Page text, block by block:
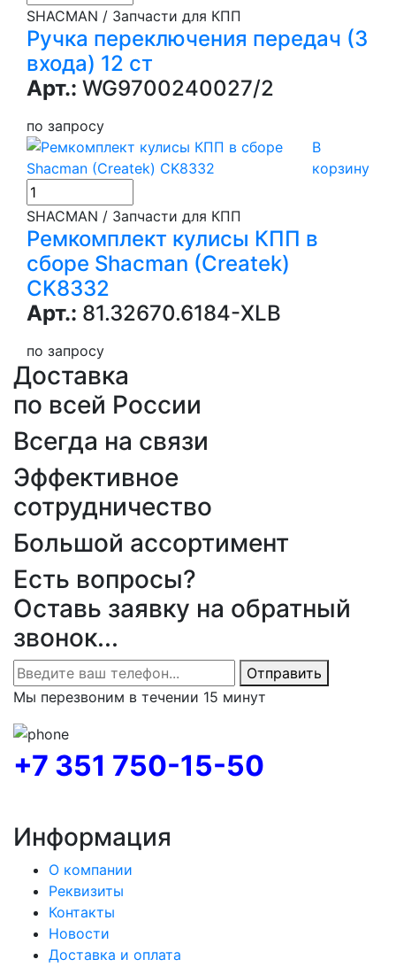
SHACMAN / Запчасти для КПП
Ручка переключения передач (3
входа) 12 ст
Арт.: WG9700240027/2
по запросу
В
корзину
SHACMAN / Запчасти для КПП
Ремкомплект кулисы КПП в
сборе Shacman (Createk)
CK8332
Арт.: 81.32670.6184-XLB
по запросу
Доставка
по всей России
Всегда на связи
Эффективное
сотрудничество
Большой ассортимент
Есть вопросы?
Оставь заявку на обратный
звонок...
Отправить
Мы перезвоним в течении 15 минут
+7 351 750-15-50
Информация
О компании
Реквизиты
Контакты
Новости
Доставка и оплата